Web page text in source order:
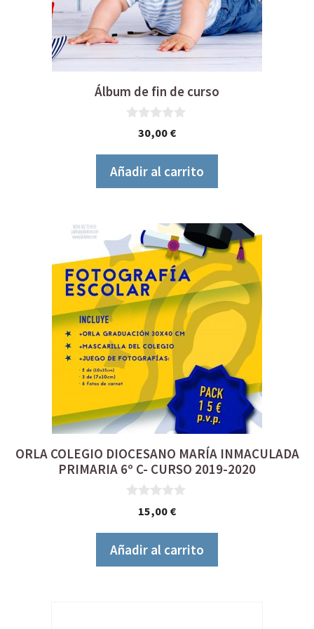
Álbum de fin de curso
30,00 €
Añadir al carrito
ORLA COLEGIO DIOCESANO MARÍA INMACULADA
PRIMARIA 6º C- CURSO 2019-2020
15,00 €
Añadir al carrito